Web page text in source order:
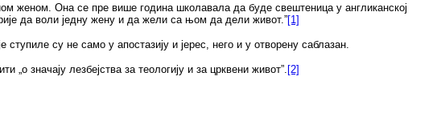
женом. Она се пре више година школавала да буде свештеница у англиканској
да воли једну жену и да жели са њом да дели живот.”[1]
су не само у апостазију и јерес, него и у отворену саблазан.
значају лезбејства за теологију и за црквени живот”. [2]